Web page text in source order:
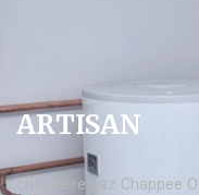
ARTISAN
chaudière gaz Chappee